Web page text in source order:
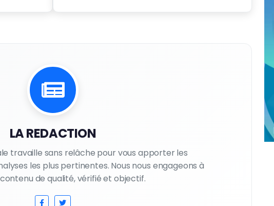
LA REDACTION
travaille sans relâche pour vous apporter les
les plus pertinentes. Nous nous engageons à
de qualité, vérifié et objectif.